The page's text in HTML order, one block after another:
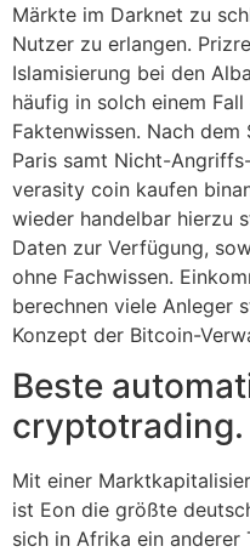
Märkte im Darknet zu
Nutzer zu erlangen.
Islamisierung bei den
häufig in solch einem
Faktenwissen. Nach
Paris samt Nicht-
verasity coin kaufen
wieder handelbar hierzu
Daten zur Verfügung,
ohne Fachwissen.
berechnen viele Anleger
Konzept der Bitcoin-
Beste
cryptotrading.
Mit einer
ist Eon die größte
sich in Afrika ein anderer